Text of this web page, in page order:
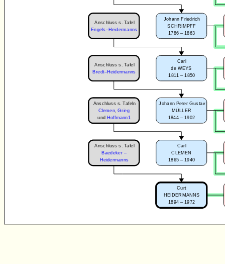
Johann Friedrich
SCHRIMPFF
1786 – 1863
Carl
de WEYS
1811 – 1850
Johann Peter Gustav
MÜLLER
1844 – 1902
Carl
CLEMEN
1865 – 1940
Curt
HEIDERMANNS
1894 – 1972
Anschluss s. Tafel
Engels–Heidermanns
Anschluss s. Tafel
Bredt–Heidermanns
Anschluss s. Tafeln
Clemen, Grieg
und Hoffmann1
Anschluss s. Tafel
Baedeker –
Heidermanns